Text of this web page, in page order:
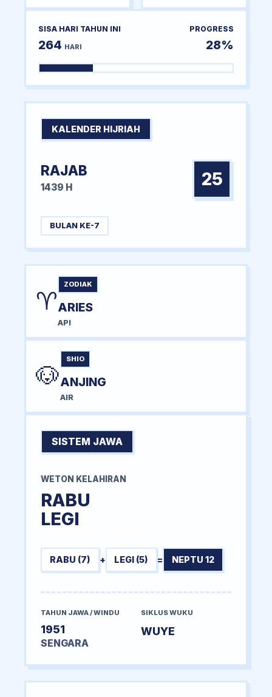
SISA HARI TAHUN INI
264 HARI
PROGRESS
28%
KALENDER HIJRIAH
RAJAB
1439 H 25
BULAN KE-7
♈
ZODIAK
ARIES
API
🐶
SHIO
ANJING
AIR
SISTEM JAWA
WETON KELAHIRAN
RABU
LEGI
RABU (7) + LEGI (5) = NEPTU 12
TAHUN JAWA / WINDU
1951
SENGARA
SIKLUS WUKU
WUYE